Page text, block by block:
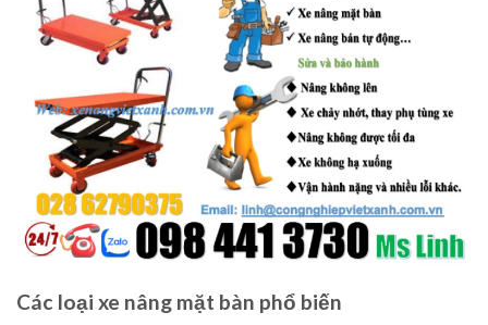
Các loại xe nâng mặt bàn phổ biến